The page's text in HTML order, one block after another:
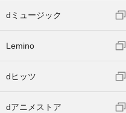
dミュージック
Lemino
dヒッツ
dアニメストア